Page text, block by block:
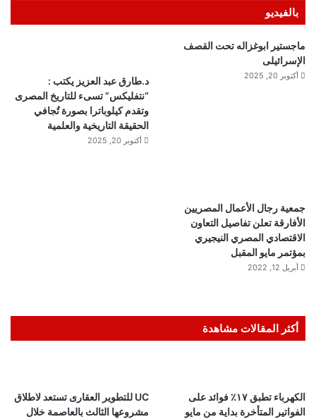
بالفيديو
ماجستير ابوغزاله تحت القصف
الإسرائيلى
أكتوبر 20, 2025
د.طارق عبد العزيز يكتب :
“نتفليكس” تسىء للتاريخ المصرى
وتقدم كيلوباترا بصورة تُجافي
الحقيقة التاريخية والعلمية
أكتوبر 20, 2025
جمعية رجال الأعمال المصريين
الأفارقة تعلن تفاصيل التعاون
الاقتصادي المصري النيجيري
بمؤتمر مايو المقبل
أبريل 12, 2022
أكثر المقالات مشاهدة
الكهرباء تطبق ١٧٪ فوائد على
الفواتير المتأخرة بداية من مايو
UC للتطوير العقارى تستعد لاطلاق
مشروعها الثالث بالعاصمة خلال